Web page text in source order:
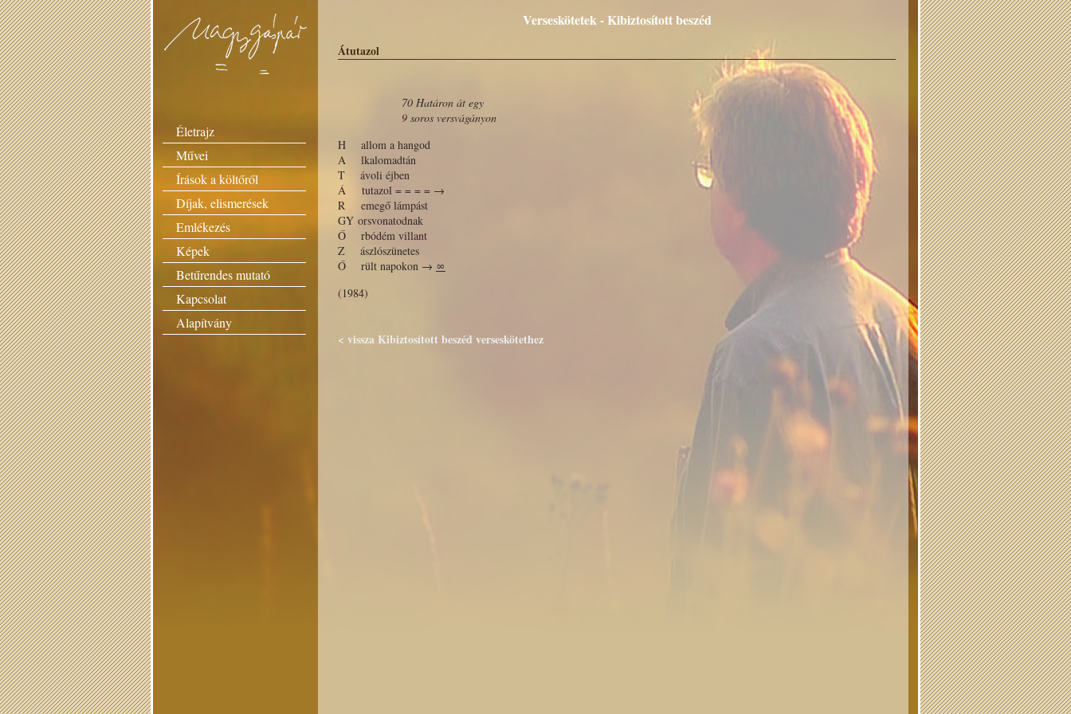
Életrajz
Művei
Írások a költőről
Díjak, elismerések
Emlékezés
Képek
Betűrendes mutató
Kapcsolat
Alapítvány
Verseskötetek - Kibiztosított beszéd
Átutazol
70 Határon át egy
9 soros versvágányon
H allom a hangod
A lkalomadtán
T ávoli éjben
Á tutazol = = = = →
R emegő lámpást
GY orsvonatodnak
Ő rbódém villant
Z ászlószünetes
Ő rült napokon → ∞
(1984)
< vissza Kibiztosított beszéd verseskötethez